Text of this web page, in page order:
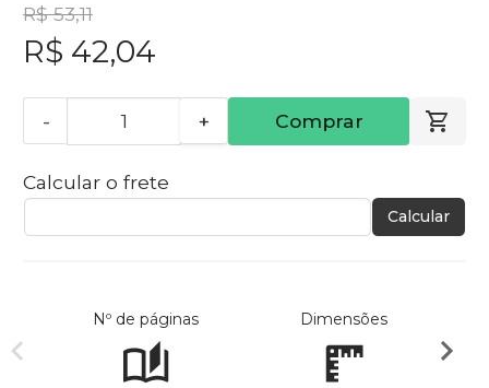
R$ 53,11
R$ 42,04
- + Comprar
Calcular o frete
Calcular
Nº de páginas Dimensões